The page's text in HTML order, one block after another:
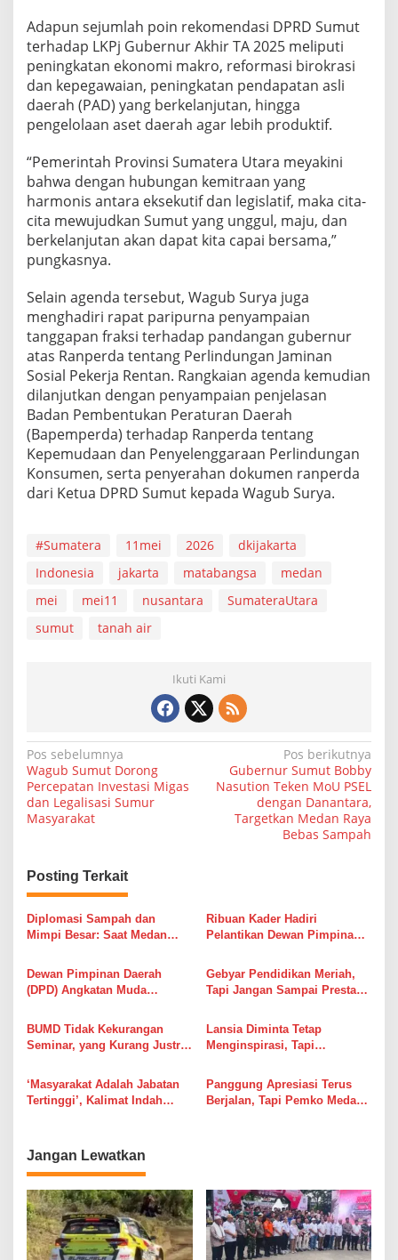
Adapun sejumlah poin rekomendasi DPRD Sumut
terhadap LKPj Gubernur Akhir TA 2025 meliputi
peningkatan ekonomi makro, reformasi birokrasi
dan kepegawaian, peningkatan pendapatan asli
daerah (PAD) yang berkelanjutan, hingga
pengelolaan aset daerah agar lebih produktif.
“Pemerintah Provinsi Sumatera Utara meyakini
bahwa dengan hubungan kemitraan yang
harmonis antara eksekutif dan legislatif, maka cita-
cita mewujudkan Sumut yang unggul, maju, dan
berkelanjutan akan dapat kita capai bersama,”
pungkasnya.
Selain agenda tersebut, Wagub Surya juga
menghadiri rapat paripurna penyampaian
tanggapan fraksi terhadap pandangan gubernur
atas Ranperda tentang Perlindungan Jaminan
Sosial Pekerja Rentan. Rangkaian agenda kemudian
dilanjutkan dengan penyampaian penjelasan
Badan Pembentukan Peraturan Daerah
(Bapemperda) terhadap Ranperda tentang
Kepemudaan dan Penyelenggaraan Perlindungan
Konsumen, serta penyerahan dokumen ranperda
dari Ketua DPRD Sumut kepada Wagub Surya.
#Sumatera 11mei 2026
dkijakarta
Indonesia
jakarta matabangsa
medan
mei
mei11 nusantara
SumateraUtara
sumut
tanah air
Ikuti Kami
N
a
v
a
s
i
o
Pos sebelumnya
Wagub Sumut Dorong
Percepatan Investasi Migas
dan Legalisasi Sumur
Masyarakat
Pos berikutnya
Gubernur Sumut Bobby
Nasution Teken MoU PSEL
dengan Danantara,
Targetkan Medan Raya
Bebas Sampah
Posting Terkait
Diplomasi Sampah dan
Mimpi Besar: Saat Medan
Rakyat Menunggu Hasil Nyata
Ribuan Kader Hadiri
Pelantikan Dewan Pimpinan
Pembaharuan Indonesia
(AMPI) Sumatera Utara
Dewan Pimpinan Daerah
(DPD) Angkatan Muda
(AMPI) Sumatera Utara Gelar
Musyawarah Daerah (Musda)
IX
Gebyar Pendidikan Meriah,
Tapi Jangan Sampai Prestasi
Rumah Pemko Medan
BUMD Tidak Kekurangan
Seminar, yang Kurang Justru
Harus Dibuktikan, Bukan
Dirayakan
Lansia Diminta Tetap
Menginspirasi, Tapi
Memberikan Kehidupan yang
Layak
‘Masyarakat Adalah Jabatan
Tertinggi’, Kalimat Indah
Pejabat Barunya
Panggung Apresiasi Terus
Berjalan, Tapi Pemko Medan
Jangan Lewatkan